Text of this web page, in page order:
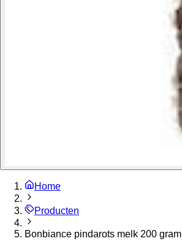
Home
Producten
Bonbiance pindarots melk 200 gram